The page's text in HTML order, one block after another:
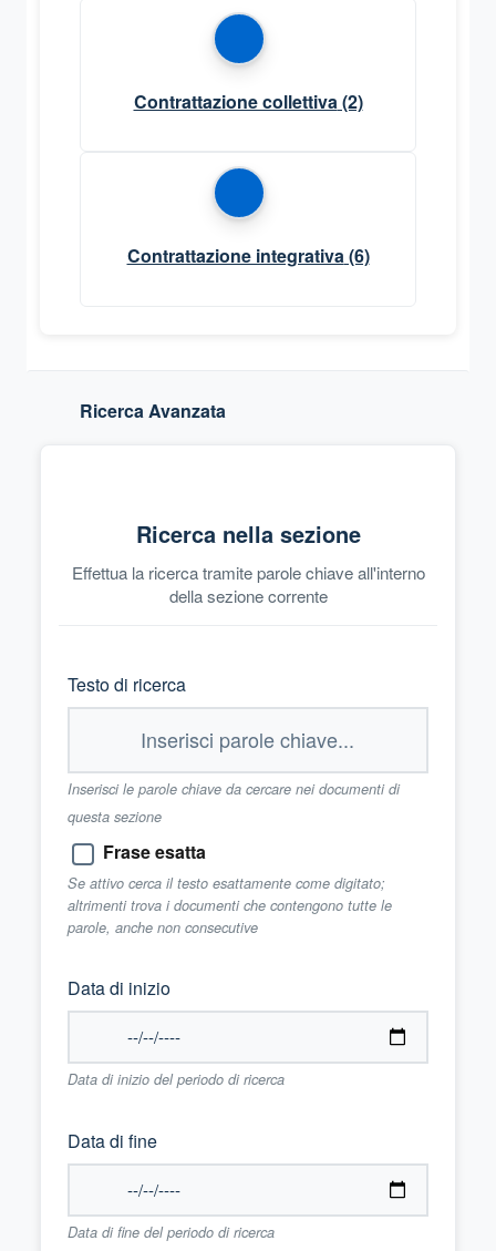
Contrattazione collettiva (2)
Contrattazione integrativa (6)
Ricerca Avanzata
Ricerca nella sezione
Effettua la ricerca tramite parole chiave all'interno
della sezione corrente
Testo di ricerca
Inserisci le parole chiave da cercare nei documenti di
questa sezione
Frase esatta
Se attivo cerca il testo esattamente come digitato;
altrimenti trova i documenti che contengono tutte le
parole, anche non consecutive
Data di inizio
Data di inizio del periodo di ricerca
Data di fine
Data di fine del periodo di ricerca